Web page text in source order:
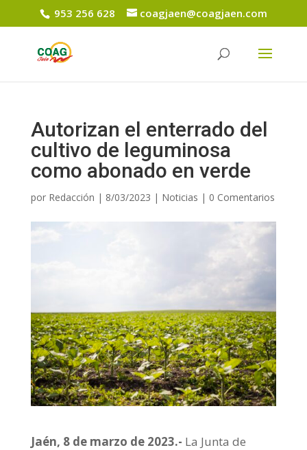
953 256 628 coagjaen@coagjaen.com
Autorizan el enterrado del
cultivo de leguminosa
como abonado en verde
por Redacción | 8/03/2023 | Noticias | 0 Comentarios
Jaén, 8 de marzo de 2023.- La Junta de